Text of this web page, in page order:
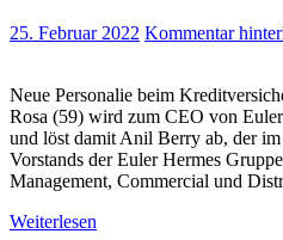
25. Februar 2022 Kommentar
Neue Personalie beim
Rosa (59) wird zum CEO von
und löst damit Anil Berry ab, der
Vorstands der Euler Hermes
Management, Commercial und
Weiterlesen